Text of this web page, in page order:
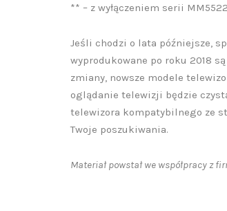
** – z wyłączeniem serii MM5522
Jeśli chodzi o lata późniejsze,
wyprodukowane po roku 2018
zmiany, nowsze modele
oglądanie telewizji będzie
telewizora kompatybilnego ze
Twoje poszukiwania.
Materiał powstał we współpracy z